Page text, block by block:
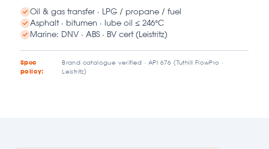
Oil & gas transfer · LPG / propane / fuel
Asphalt · bitumen · lube oil ≤ 246°C
Marine: DNV · ABS · BV cert (Leistritz)
Spec
policy:
Brand catalogue verified · API 676 (Tuthill FlowPro ·
Leistritz)